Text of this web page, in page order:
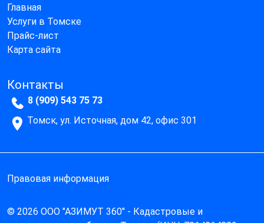
Главная
Услуги в Томске
Прайс-лист
Карта сайта
Контакты
8 (909) 543 75 73
Томск, ул. Источная, дом 42, офис 301
© 2026 ООО "АЗИМУТ 360" - Кадастровые и
Правовая информация